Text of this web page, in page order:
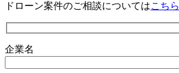
ドローン案件のご相談についてはこちら
企業名